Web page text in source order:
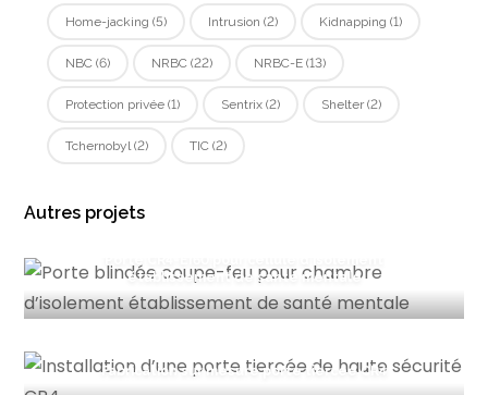
Home-jacking (5) Intrusion (2) Kidnapping (1)
NBC(6) NRBC(22) NRBC-E(13)
Protection privée(1) Sentrix(2) Shelter(2)
Tchernobyl(2) TIC(2)
Autres projets
établissement de santé mentale
Fabrication sur mesure porte tiercée CR4